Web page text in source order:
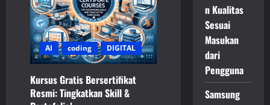
AI coding DIGITAL
Kursus Gratis Bersertifikat
Resmi: Tingkatkan Skill &
n Kualitas
Sesuai
Masukan
dari
Pengguna
Samsung